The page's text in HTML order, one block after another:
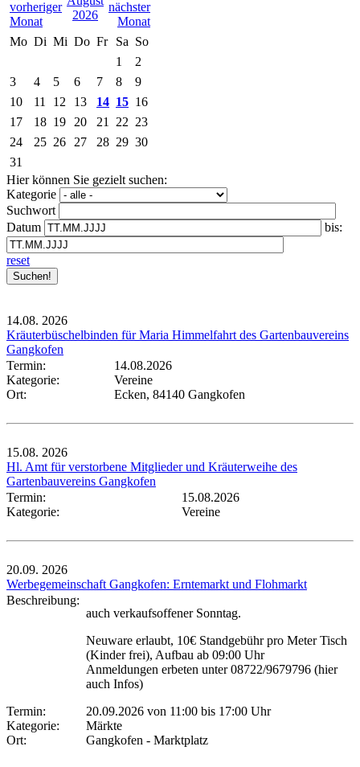
2026
Mo Di Mi Do Fr Sa So
1
2
3
4 5 6 7 8
9
10
11 12 13 14 15 16
17
18 19 20 21 22 23
24
25 26 27 28 29 30
31
Hier können Sie gezielt suchen:
Kategorie
Suchwort
Datum
bis:
reset
14.08. 2026
Kräuterbüschelbinden für Maria Himmelfahrt des Gartenbauvereins
Gangkofen
Termin:
14.08.2026
Kategorie:
Vereine
Ort:
Ecken, 84140 Gangkofen
15.08. 2026
Hl. Amt für verstorbene Mitglieder und Kräuterweihe des
Gartenbauvereins Gangkofen
Termin:
15.08.2026
Kategorie:
Vereine
20.09. 2026
Werbegemeinschaft Gangkofen: Erntemarkt und Flohmarkt
Beschreibung:
auch verkaufsoffener Sonntag.
Neuware erlaubt, 10€ Standgebühr pro Meter Tisch
(Kinder frei), Aufbau ab 09:00 Uhr
Anmeldungen erbeten unter 08722/9679796 (hier
auch Infos)
Termin:
20.09.2026 von 11:00 bis 17:00 Uhr
Kategorie:
Märkte
Ort:
Gangkofen - Marktplatz